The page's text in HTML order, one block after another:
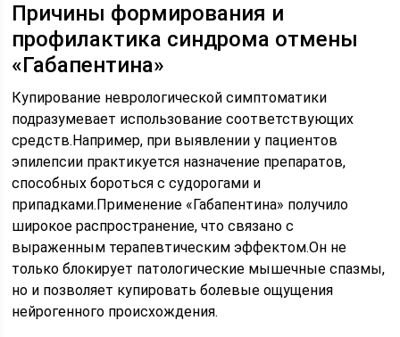
Причины формирования и
профилактика синдрома отмены
«Габапентина»
Купирование неврологической симптоматики
подразумевает использование соответствующих
средств.Например, при выявлении у пациентов
эпилепсии практикуется назначение препаратов,
способных бороться с судорогами и
припадками.Применение «Габапентина» получило
широкое распространение, что связано с
выраженным терапевтическим эффектом.Он не
только блокирует патологические мышечные спазмы,
но и позволяет купировать болевые ощущения
нейрогенного происхождения.